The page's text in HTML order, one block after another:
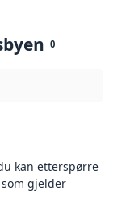
0
kan etterspørre
gjelder